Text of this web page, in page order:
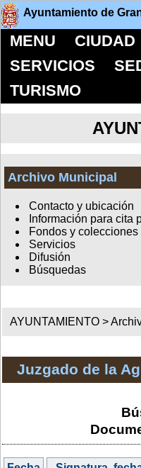
Ayuntamiento de
MENU CIUDAD
SERVICIOS
TURISMO
Archivo Municipal
Contacto y ubicación
Información para cita
Fondos y colecciones
Servicios
Difusión
Búsquedas
AYUNTAMIENTO >
Juzgado de la